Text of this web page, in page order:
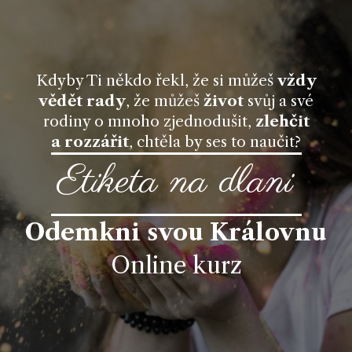
Kdyby Ti někdo řekl, že si můžešvždy
vědět rady, že můžeš život svůj a své
rodiny o mnoho zjednodušit, zlehčit
a rozzářit, chtěla by ses to naučit?
Etiketa na dlani
Odemkni svou Královnu
Online kurz